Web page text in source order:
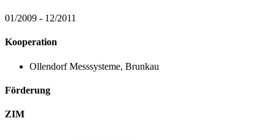
01/2009 - 12/2011
Kooperation
Ollendorf Messsysteme, Brunkau
Förderung
ZIM